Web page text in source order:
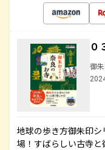
０
御
地球の歩き方御朱印
場！すばらしい古寺